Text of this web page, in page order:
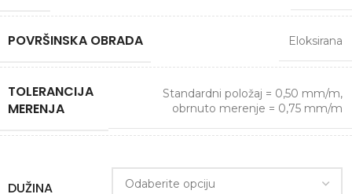
POVRŠINSKA OBRADA Eloksirana
TOLERANCIJA
MERENJA
Standardni položaj = 0,50 mm/m,
obrnuto merenje = 0,75 mm/m
DUŽINA